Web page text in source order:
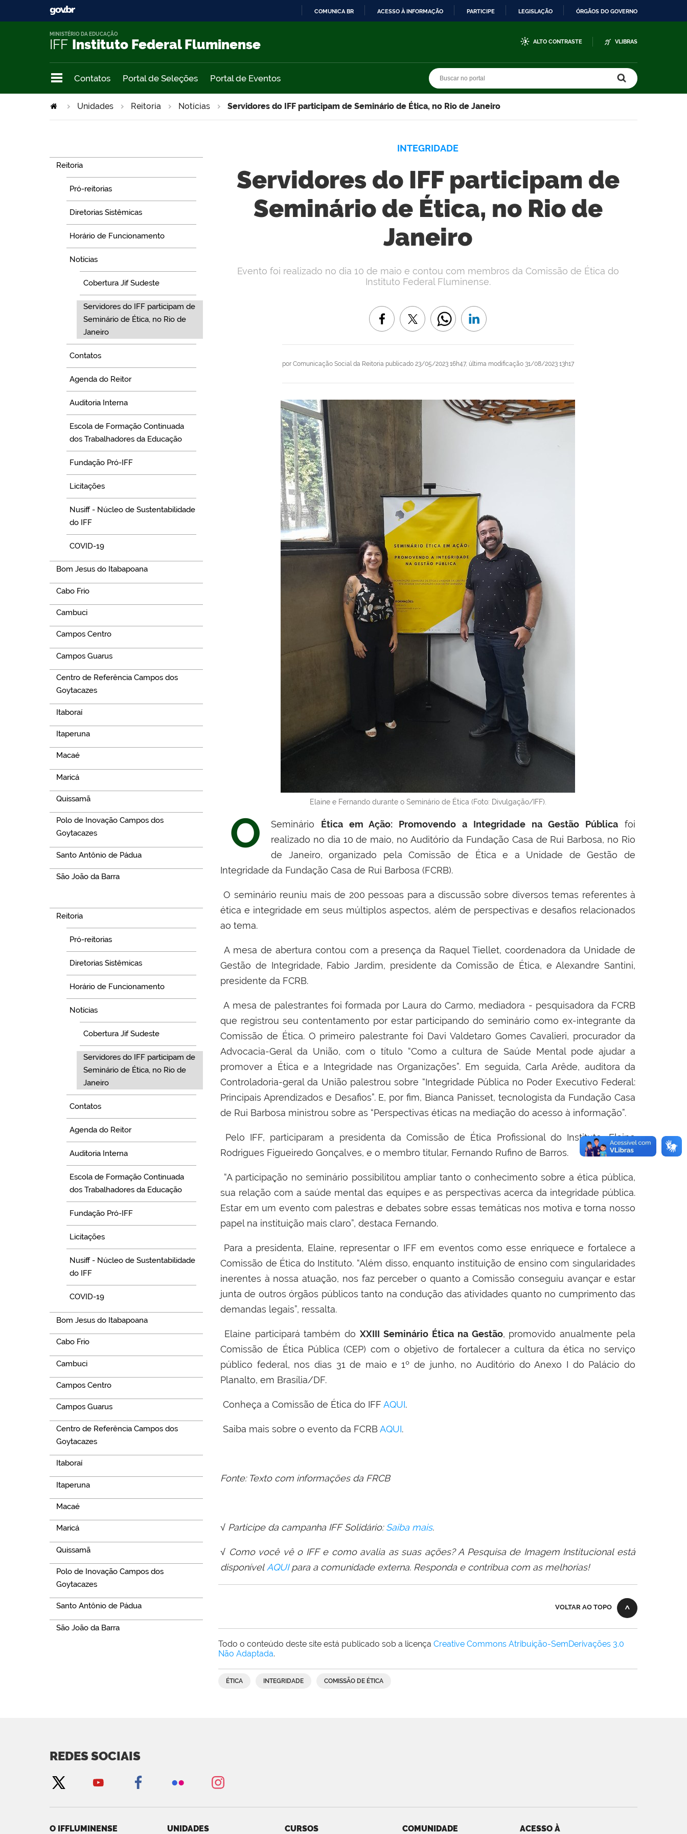
COMUNICA BR ACESSO À INFORMAÇÃO PARTICIPE LEGISLAÇÃO ÓRGÃOS DO GOVERNO
IFF Instituto Federal Fluminense
MINISTÉRIO DA EDUCAÇÃO
ALTO CONTRASTE VLIBRAS
Contatos Portal de Seleções Portal de Eventos
Unidades Reitoria Notícias Servidores do IFF participam de Seminário de Ética, no Rio de Janeiro
Reitoria
Pró-reitorias
Diretorias Sistêmicas
Horário de Funcionamento
Notícias
Cobertura Jif Sudeste
Servidores do IFF participam de
Seminário de Ética, no Rio de
Janeiro
Contatos
Agenda do Reitor
Auditoria Interna
Escola de Formação Continuada
dos Trabalhadores da Educação
Fundação Pró-IFF
Licitações
Nusiff - Núcleo de Sustentabilidade
do IFF
COVID-19
Bom Jesus do Itabapoana
Cabo Frio
Cambuci
Campos Centro
Campos Guarus
Centro de Referência Campos dos
Goytacazes
Itaboraí
Itaperuna
Macaé
Maricá
Quissamã
Polo de Inovação Campos dos
Goytacazes
Santo Antônio de Pádua
São João da Barra
Reitoria
Pró-reitorias
Diretorias Sistêmicas
Horário de Funcionamento
Notícias
Cobertura Jif Sudeste
Servidores do IFF participam de
Seminário de Ética, no Rio de
Janeiro
Contatos
Agenda do Reitor
Auditoria Interna
Escola de Formação Continuada
dos Trabalhadores da Educação
Fundação Pró-IFF
Licitações
Nusiff - Núcleo de Sustentabilidade
do IFF
COVID-19
Bom Jesus do Itabapoana
Cabo Frio
Cambuci
Campos Centro
Campos Guarus
Centro de Referência Campos dos
Goytacazes
Itaboraí
Itaperuna
Macaé
Maricá
Quissamã
Polo de Inovação Campos dos
Goytacazes
Santo Antônio de Pádua
São João da Barra
INTEGRIDADE
Servidores do IFF participam de
Seminário de Ética, no Rio de
Janeiro
por Comunicação Social da Reitoria publicado23/05/2023 16h47, última modificação31/08/2023 13h17
Evento foi realizado no dia 10 de maio e contou com membros da Comissão de Ética do
Instituto Federal Fluminense.
Elaine e Fernando durante o Seminário de Ética (Foto: Divulgação/IFF).
O Seminário Ética em Ação: Promovendo a Integridade na Gestão Pública foi
realizado no dia 10 de maio, no Auditório da Fundação Casa de Rui Barbosa, no Rio
de Janeiro, organizado pela Comissão de Ética e a Unidade de Gestão de
Integridade da Fundação Casa de Rui Barbosa (FCRB).
O seminário reuniu mais de 200 pessoas para a discussão sobre diversos temas referentes à
ética e integridade em seus múltiplos aspectos, além de perspectivas e desafios relacionados
ao tema.
A mesa de abertura contou com a presença da Raquel Tiellet, coordenadora da Unidade de
Gestão de Integridade, Fabio Jardim, presidente da Comissão de Ética, e Alexandre Santini,
presidente da FCRB.
A mesa de palestrantes foi formada por Laura do Carmo, mediadora - pesquisadora da FCRB
que registrou seu contentamento por estar participando do seminário como ex-integrante da
Comissão de Ética. O primeiro palestrante foi Davi Valdetaro Gomes Cavalieri, procurador da
Advocacia-Geral da União, com o título “Como a cultura de Saúde Mental pode ajudar a
promover a Ética e a Integridade nas Organizações”. Em seguida, Carla Arêde, auditora da
Controladoria-geral da União palestrou sobre “Integridade Pública no Poder Executivo Federal:
Principais Aprendizados e Desafios”. E, por fim, Bianca Panisset, tecnologista da Fundação Casa
de Rui Barbosa ministrou sobre as “Perspectivas éticas na mediação do acesso à informação”.
Pelo IFF, participaram a presidenta da Comissão de Ética Profissional do Instituto, Elaine
Rodrigues Figueiredo Gonçalves, e o membro titular, Fernando Rufino de Barros.
“A participação no seminário possibilitou ampliar tanto o conhecimento sobre a ética pública,
sua relação com a saúde mental das equipes e as perspectivas acerca da integridade pública.
Estar em um evento com palestras e debates sobre essas temáticas nos motiva e torna nosso
papel na instituição mais claro”, destaca Fernando.
Para a presidenta, Elaine, representar o IFF em eventos como esse enriquece e fortalece a
Comissão de Ética do Instituto. “Além disso, enquanto instituição de ensino com singularidades
inerentes à nossa atuação, nos faz perceber o quanto a Comissão conseguiu avançar e estar
junta de outros órgãos públicos tanto na condução das atividades quanto no cumprimento das
demandas legais”, ressalta.
Elaine participará também doXXIII Seminário Ética na Gestão, promovido anualmente pela
Comissão de Ética Pública (CEP) com o objetivo de fortalecer a cultura da ética no serviço
público federal, nos dias 31 de maio e 1º de junho, no Auditório do Anexo I do Palácio do
Planalto, em Brasília/DF.
Conheça a Comissão de Ética do IFF AQUI.
Saiba mais sobre o evento da FCRBAQUI.
Fonte: Texto com informações da FRCB
√ Participe da campanha IFF Solidário:Saiba mais.
√ Como você vê o IFF e como avalia as suas ações? A Pesquisa deImagem Institucional está
disponível AQUIpara a comunidadeexterna. Responda e contribua com as melhorias!
VOLTAR AO TOPO
Todo o conteúdo deste site está publicado sob a licença Creative Commons Atribuição-SemDerivações 3.0
Não Adaptada.
ÉTICA INTEGRIDADE COMISSÃO DE ÉTICA
REDES SOCIAIS
O IFFLUMINENSE UNIDADES CURSOS COMUNIDADE ACESSO À